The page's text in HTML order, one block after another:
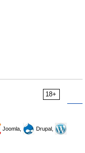
18+
Joomla,
Drupal,